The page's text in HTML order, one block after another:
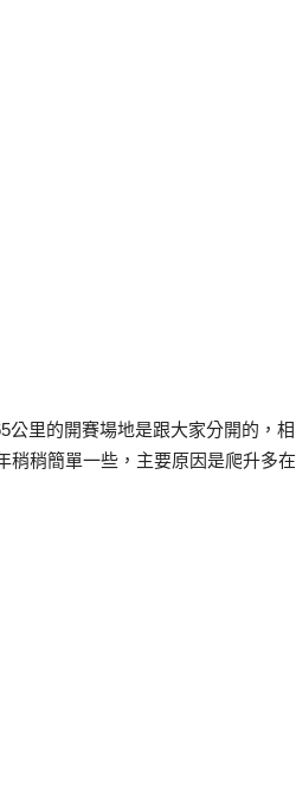
里的開賽場地是跟大家分開的，相
稍稍簡單一些，主要原因是爬升多在